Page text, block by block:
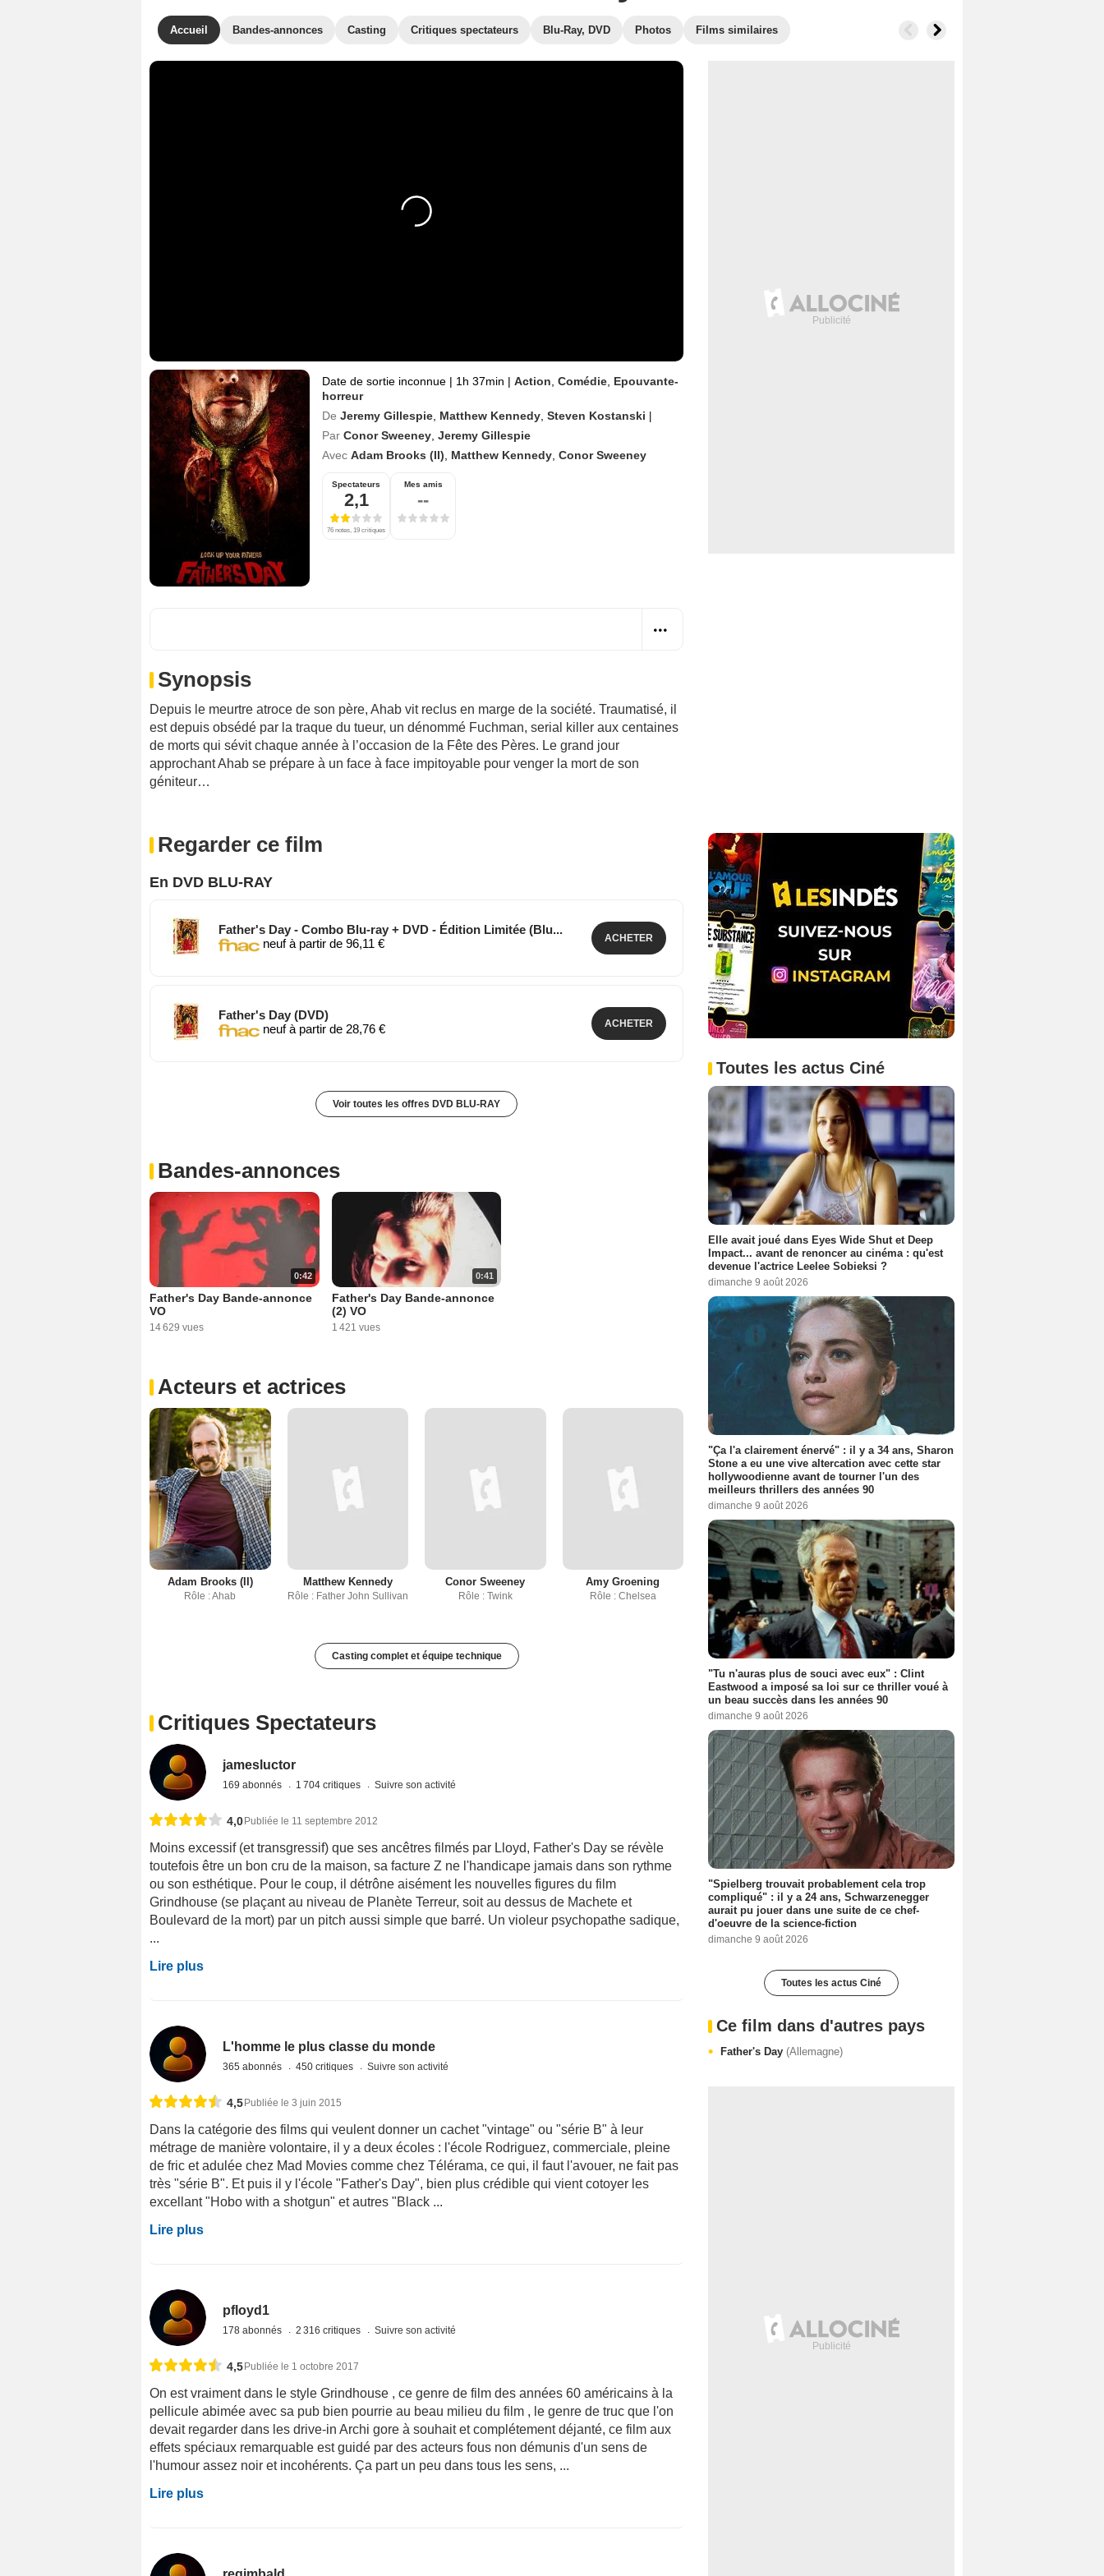
Accueil Bandes-annonces Casting Critiques spectateurs Blu-Ray, DVD Photos Films similaires
Date de sortie inconnue | 1h 37min | Action Comédie Epouvante-
horreur
De Jeremy Gillespie Matthew Kennedy Steven Kostanski |
Par Conor Sweeney Jeremy Gillespie
Avec Adam Brooks (II) Matthew Kennedy Conor Sweeney
Spectateurs
2,1
76 notes, 19 critiques
Mes amis
--
Synopsis
Depuis le meurtre atroce de son père, Ahab vit reclus en marge de la société. Traumatisé, il
est depuis obsédé par la traque du tueur, un dénommé Fuchman, serial killer aux centaines
de morts qui sévit chaque année à l’occasion de la Fête des Pères. Le grand jour
approchant Ahab se prépare à un face à face impitoyable pour venger la mort de son
géniteur…
Regarder ce film
En DVD BLU-RAY
Father's Day - Combo Blu-ray + DVD - Édition Limitée (Blu...
neuf à partir de 96,11 €
ACHETER
Father's Day (DVD)
neuf à partir de 28,76 €
ACHETER
Voir toutes les offres DVD BLU-RAY
Bandes-annonces
0:42
Father's Day Bande-annonce
VO
14 629 vues
0:41
Father's Day Bande-annonce
(2) VO
1 421 vues
Acteurs et actrices
Adam Brooks (II)
Rôle : Ahab
Matthew Kennedy
Rôle : Father John Sullivan
Conor Sweeney
Rôle : Twink
Amy Groening
Rôle : Chelsea
Casting complet et équipe technique
Critiques Spectateurs
jamesluctor
169 abonnés 1 704 critiques Suivre son activité
4,0Publiée le 11 septembre 2012
Moins excessif (et transgressif) que ses ancêtres filmés par Lloyd, Father's Day se révèle
toutefois être un bon cru de la maison, sa facture Z ne l'handicape jamais dans son rythme
ou son esthétique. Pour le coup, il détrône aisément les nouvelles figures du film
Grindhouse (se plaçant au niveau de Planète Terreur, soit au dessus de Machete et
Boulevard de la mort) par un pitch aussi simple que barré. Un violeur psychopathe sadique,
...
Lire plus
L'homme le plus classe du monde
365 abonnés 450 critiques Suivre son activité
4,5Publiée le 3 juin 2015
Dans la catégorie des films qui veulent donner un cachet "vintage" ou "série B" à leur
métrage de manière volontaire, il y a deux écoles : l'école Rodriguez, commerciale, pleine
de fric et adulée chez Mad Movies comme chez Télérama, ce qui, il faut l'avouer, ne fait pas
très "série B". Et puis il y l'école "Father's Day", bien plus crédible qui vient cotoyer les
excellant "Hobo with a shotgun" et autres "Black ...
Lire plus
pfloyd1
178 abonnés 2 316 critiques Suivre son activité
4,5Publiée le 1 octobre 2017
On est vraiment dans le style Grindhouse , ce genre de film des années 60 américains à la
pellicule abimée avec sa pub bien pourrie au beau milieu du film , le genre de truc que l'on
devait regarder dans les drive-in Archi gore à souhait et complétement déjanté, ce film aux
effets spéciaux remarquable est guidé par des acteurs fous non démunis d'un sens de
l'humour assez noir et incohérents. Ça part un peu dans tous les sens, ...
Lire plus
Toutes les actus Ciné
Elle avait joué dans Eyes Wide Shut et Deep
Impact... avant de renoncer au cinéma : qu'est
devenue l'actrice Leelee Sobieksi ?
dimanche 9 août 2026
"Ça l'a clairement énervé" : il y a 34 ans, Sharon
Stone a eu une vive altercation avec cette star
hollywoodienne avant de tourner l'un des
meilleurs thrillers des années 90
dimanche 9 août 2026
"Tu n'auras plus de souci avec eux" : Clint
Eastwood a imposé sa loi sur ce thriller voué à
un beau succès dans les années 90
dimanche 9 août 2026
"Spielberg trouvait probablement cela trop
compliqué" : il y a 24 ans, Schwarzenegger
aurait pu jouer dans une suite de ce chef-
d'oeuvre de la science-fiction
dimanche 9 août 2026
Toutes les actus Ciné
Ce film dans d'autres pays
Father's Day (Allemagne)